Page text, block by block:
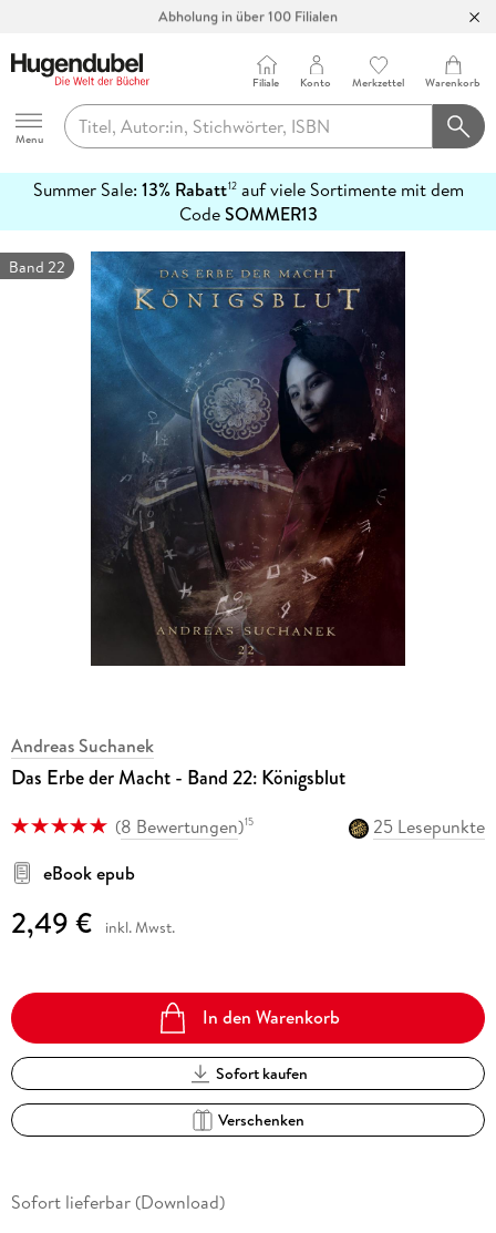
Abholung in über 100 Filialen
Hugendubel
Menu
Filiale Konto Merkzettel Warenkorb
Summer Sale: 13% Rabatt12auf viele Sortimente mit dem
CodeSOMMER13
erfahren
Band 22
Andreas Suchanek
Das Erbe der Macht - Band 22: Königsblut
(8 Bewertungen)15
25 Lesepunkte
eBook epub
2,49 € inkl. Mwst.
In den Warenkorb
Sofort kaufen
Verschenken
Sofort lieferbar (Download)